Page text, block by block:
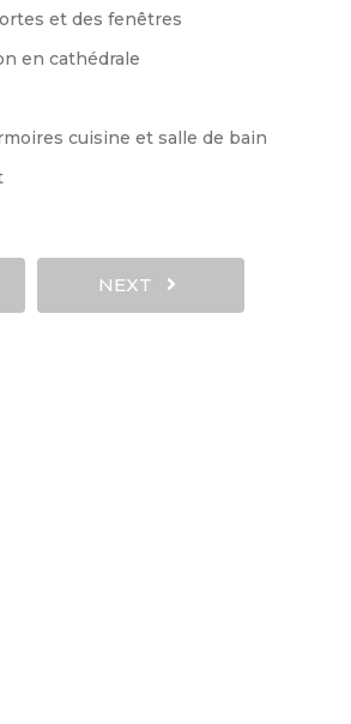
et des fenêtres
en cathédrale
cuisine et salle de bain
NEXT